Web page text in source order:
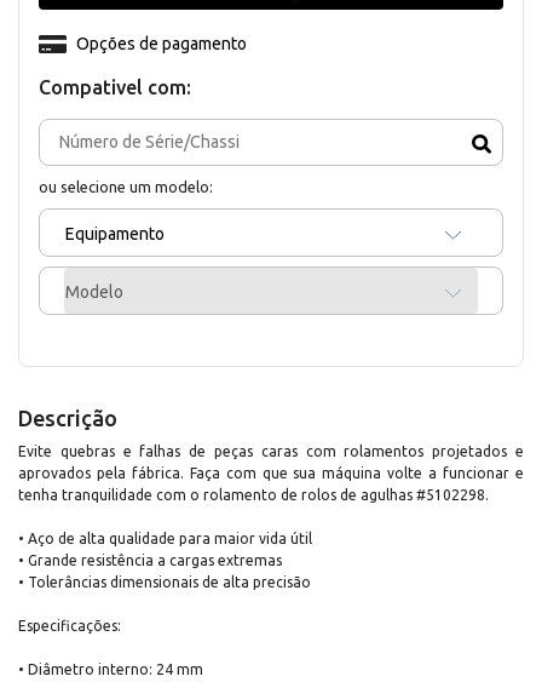
Compativel com:
ou selecione um modelo:
Equipamento
Modelo
Opções de pagamento
Descrição
Evite quebras e falhas de peças caras com rolamentos projetados e
aprovados pela fábrica. Faça com que sua máquina volte a funcionar e
tenha tranquilidade com o rolamento de rolos de agulhas #5102298.
• Aço de alta qualidade para maior vida útil
• Grande resistência a cargas extremas
• Tolerâncias dimensionais de alta precisão
Especificações:
• Diâmetro interno: 24 mm